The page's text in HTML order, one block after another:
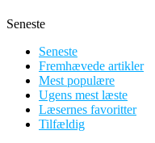
Seneste
Seneste
Fremhævede artikler
Mest populære
Ugens mest læste
Læsernes favoritter
Tilfældig